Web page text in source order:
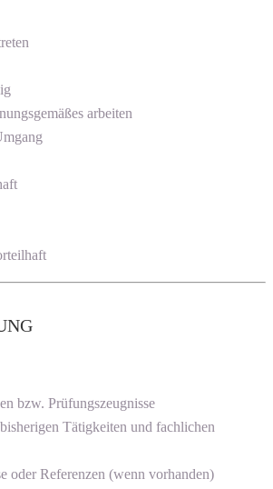
arbeiten
bzw. Prüfungszeugnisse
Tätigkeiten und fachlichen
oder Referenzen (wenn vorhanden)